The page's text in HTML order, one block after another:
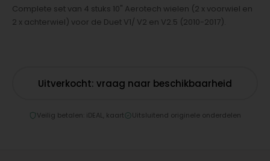
Complete set van 4 stuks 10" Aerotech wielen (2 x voorwiel en
2 x achterwiel) voor de Duet V1/ V2 en V2.5 (2010-2017).
Uitverkocht: vraag naar beschikbaarheid
Veilig betalen: iDEAL, kaart Uitsluitend originele onderdelen